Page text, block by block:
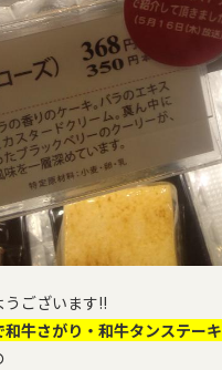
ございます!!
和牛さがり・和牛タンステー